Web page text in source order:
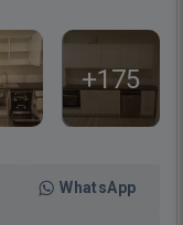
+175
WhatsApp